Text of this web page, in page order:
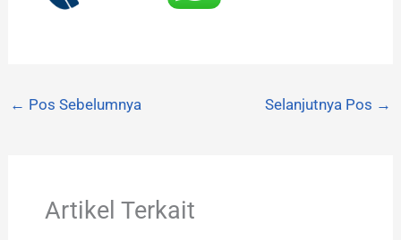
← Pos Sebelumnya Selanjutnya Pos →
Artikel Terkait